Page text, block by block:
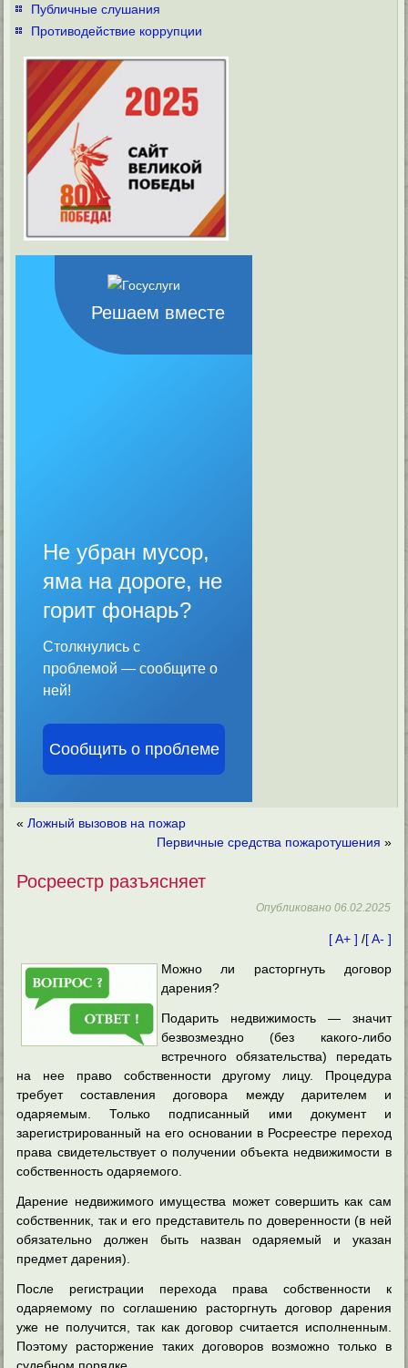
Публичные слушания
Противодействие коррупции
Решаем вместе
Не убран мусор,
яма на дороге, не
горит фонарь?
Столкнулись с
проблемой — сообщите о
ней!
Сообщить о проблеме
«Ложный вызовов на пожар
Первичные средства пожаротушения »
Росреестр разъясняет
Опубликовано 06.02.2025
[ A+ ] /[ A- ]
Можно ли расторгнуть договор
дарения?
Подарить недвижимость — значит
безвозмездно (без какого-либо
встречного обязательства) передать
на нее право собственности другому лицу. Процедура
требует составления договора между дарителем и
одаряемым. Только подписанный ими документи
зарегистрированный на его основании в Росреестре переход
права свидетельствует о получении объекта недвижимости в
собственность одаряемого.
Дарение недвижимого имущества может совершить как сам
собственник, так и его представитель по доверенности (в ней
обязательно должен быть назван одаряемый и указан
предмет дарения).
После регистрации перехода права собственности к
одаряемому по соглашению расторгнуть договор дарения
уже не получится, так как договор считается исполненным.
Поэтому расторжение таких договоров возможно только в
судебном порядке.